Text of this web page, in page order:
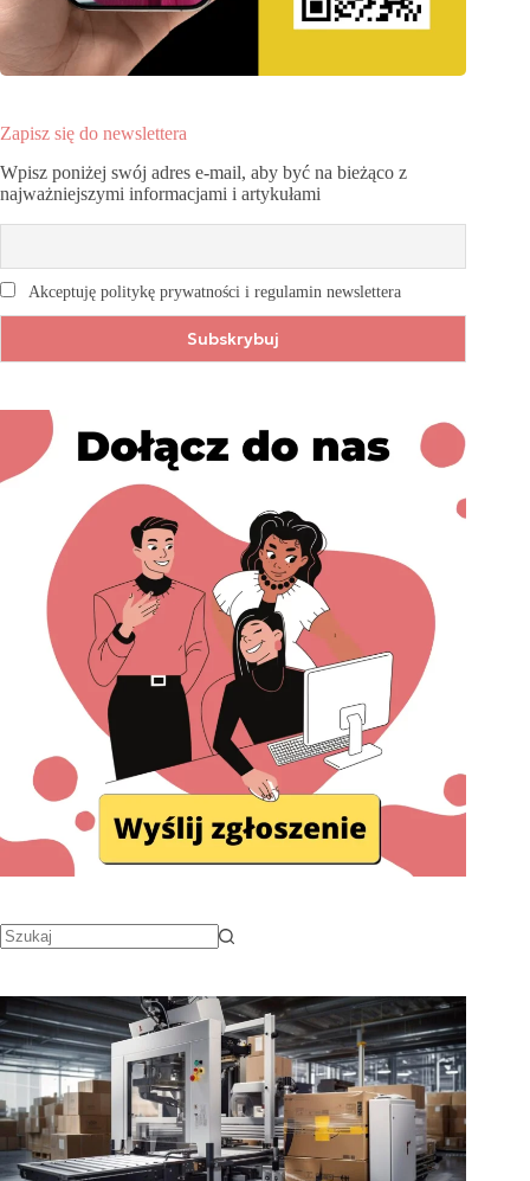
Zapisz się do newslettera
Wpisz poniżej swój adres e-mail, aby być na bieżąco z
najważniejszymi informacjami i artykułami
Akceptuję politykę prywatności i regulamin newslettera